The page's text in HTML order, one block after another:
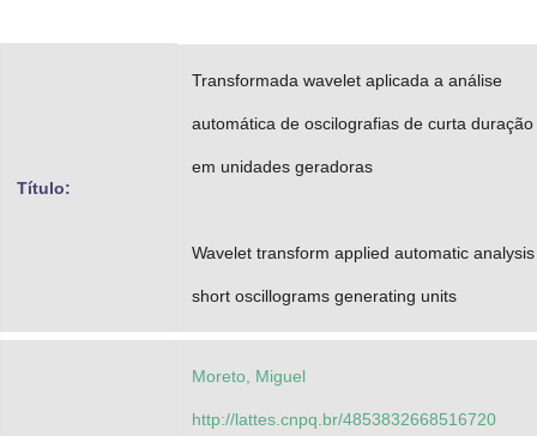
Título:
Transformada wavelet aplicada a análise
automática de oscilografias de curta duração
em unidades geradoras
Wavelet transform applied automatic
short oscillograms generating units
Moreto, Miguel
http://lattes.cnpq.br/4853832668516720